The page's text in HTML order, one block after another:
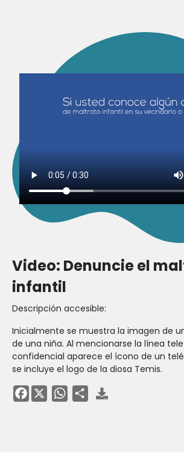
Video: Denuncie el
infantil
Descripción accesible:
Inicialmente se muestra la imagen de
de una niña. Al mencionarse la línea
confidencial aparece el ícono de un
se incluye el logo de la diosa Temis.
Facebook